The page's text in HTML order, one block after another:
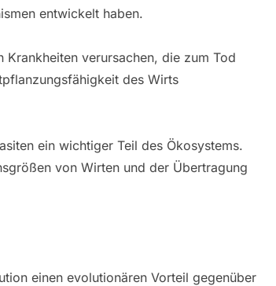
entwickelt haben.
verursachen, die zum Tod
des Wirts
ein wichtiger Teil des Ökosystems.
von Wirten und der Übertragung
einen evolutionären Vorteil gegenüber